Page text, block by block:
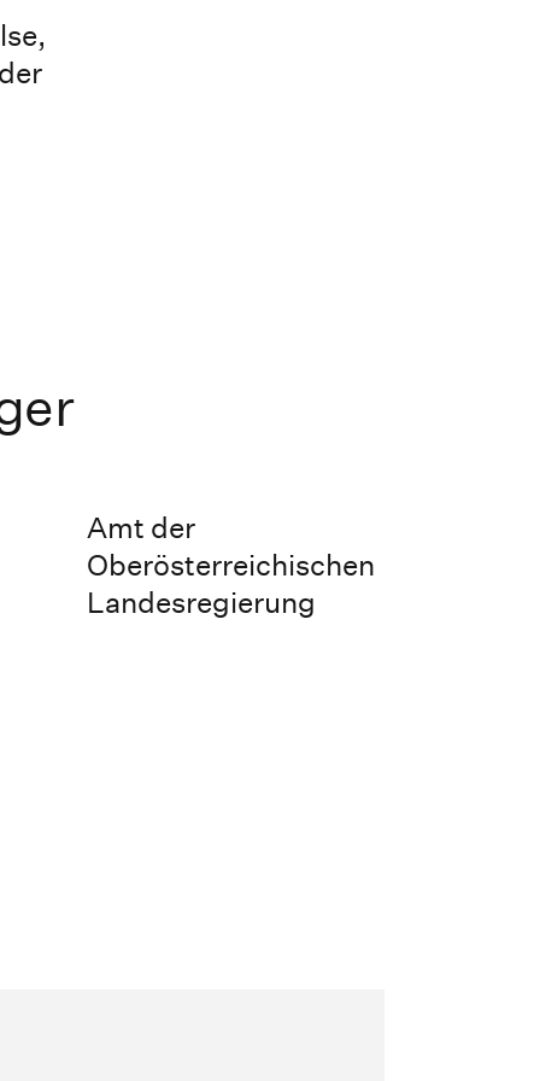
Amt der
Oberösterreichischen
Landesregierung